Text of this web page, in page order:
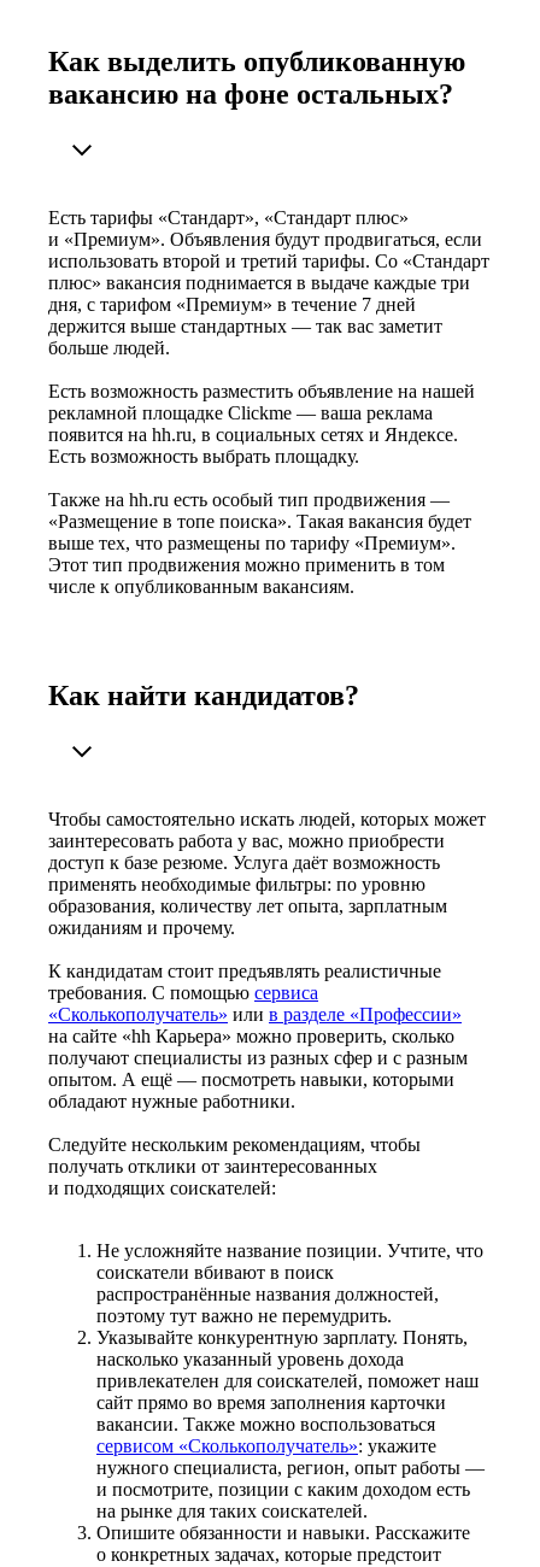
Как выделить опубликованную
вакансию на фоне остальных?
Есть тарифы «Стандарт», «Стандарт плюс»
и «Премиум». Объявления будут продвигаться, если
использовать второй и третий тарифы. Со «Стандарт
плюс» вакансия поднимается в выдаче каждые три
дня, с тарифом «Премиум» в течение 7 дней
держится выше стандартных — так вас заметит
больше людей.
Есть возможность разместить объявление на нашей
рекламной площадке Clickme — ваша реклама
появится на hh.ru, в социальных сетях и Яндексе.
Есть возможность выбрать площадку.
Также на hh.ru есть особый тип продвижения —
«Размещение в топе поиска». Такая вакансия будет
выше тех, что размещены по тарифу «Премиум».
Этот тип продвижения можно применить в том
числе к опубликованным вакансиям.
Как найти кандидатов?
Чтобы самостоятельно искать людей, которых может
заинтересовать работа у вас, можно приобрести
доступ к базе резюме. Услуга даёт возможность
применять необходимые фильтры: по уровню
образования, количеству лет опыта, зарплатным
ожиданиям и прочему.
К кандидатам стоит предъявлять реалистичные
требования. С помощью сервиса
«Сколькополучатель» или в разделе «Профессии»
на сайте «hh Карьера» можно проверить, сколько
получают специалисты из разных сфер и с разным
опытом. А ещё — посмотреть навыки, которыми
обладают нужные работники.
Следуйте нескольким рекомендациям, чтобы
получать отклики от заинтересованных
и подходящих соискателей:
Не усложняйте название позиции. Учтите, что
соискатели вбивают в поиск
распространённые названия должностей,
поэтому тут важно не перемудрить.
Указывайте конкурентную зарплату. Понять,
насколько указанный уровень дохода
привлекателен для соискателей, поможет наш
сайт прямо во время заполнения карточки
вакансии. Также можно воспользоваться
сервисом «Сколькополучатель»: укажите
нужного специалиста, регион, опыт работы —
и посмотрите, позиции с каким доходом есть
на рынке для таких соискателей.
Опишите обязанности и навыки. Расскажите
о конкретных задачах, которые предстоит